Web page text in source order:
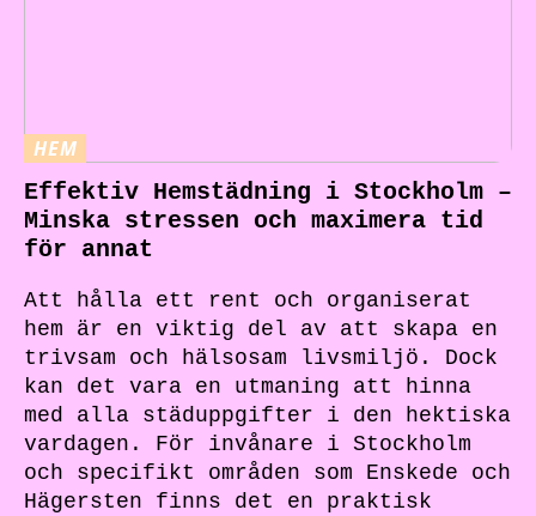
HEM
Effektiv Hemstädning i Stockholm –
Minska stressen och maximera tid
för annat
Att hålla ett rent och organiserat
hem är en viktig del av att skapa en
trivsam och hälsosam livsmiljö. Dock
kan det vara en utmaning att hinna
med alla städuppgifter i den hektiska
vardagen. För invånare i Stockholm
och specifikt områden som Enskede och
Hägersten finns det en praktisk